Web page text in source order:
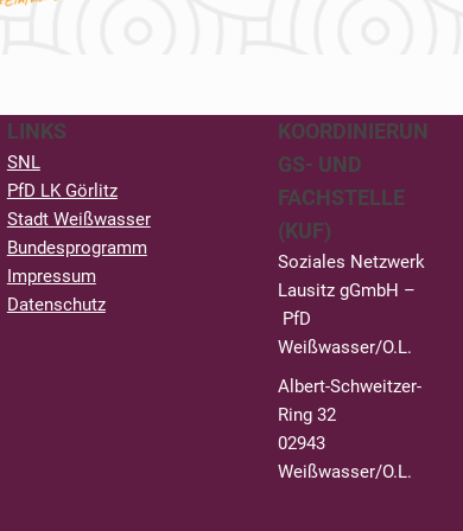
LINKS
SNL
PfD LK Görlitz
Stadt Weißwasser
Bundesprogramm
Impressum
Datenschutz
KOORDINIERUN
GS- UND
FACHSTELLE
(KUF)
Soziales Netzwerk
Lausitz gGmbH –
PfD
Weißwasser/O.L.
Albert-Schweitzer-
Ring 32
02943
Weißwasser/O.L.